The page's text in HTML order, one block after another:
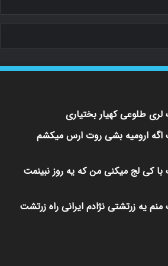
لری طلوعی کهیار بختیاری
اگه ارومیه بشی روت ارس میکشم
با کی لج میکنی من که یه روز نبینمت
منم یه زرتشتی نژادم ایرانی راه زرتشت